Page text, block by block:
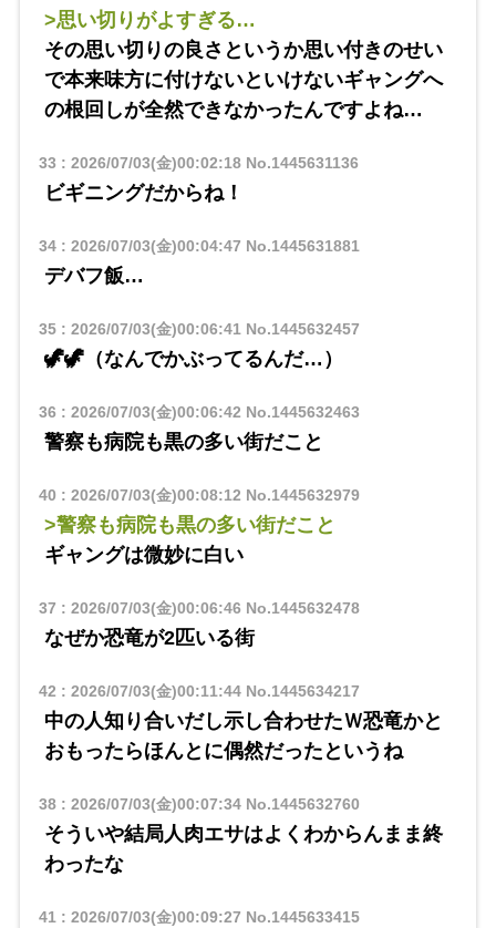
>思い切りがよすぎる…
その思い切りの良さというか思い付きのせい
で本来味方に付けないといけないギャングへ
の根回しが全然できなかったんですよね…
33 : 2026/07/03(金)00:02:18No.1445631136
ビギニングだからね！
34: 2026/07/03(金)00:04:47 No.1445631881
デバフ飯…
35: 2026/07/03(金)00:06:41No.1445632457
🦖🦖（なんでかぶってるんだ…）
36 : 2026/07/03(金)00:06:42 No.1445632463
警察も病院も黒の多い街だこと
40 : 2026/07/03(金)00:08:12 No.1445632979
>警察も病院も黒の多い街だこと
ギャングは微妙に白い
37 : 2026/07/03(金)00:06:46 No.1445632478
なぜか恐竜が2匹いる街
42 : 2026/07/03(金)00:11:44No.1445634217
中の人知り合いだし示し合わせたＷ恐竜かと
おもったらほんとに偶然だったというね
38: 2026/07/03(金)00:07:34No.1445632760
そういや結局人肉エサはよくわからんまま終
わったな
41: 2026/07/03(金)00:09:27 No.1445633415